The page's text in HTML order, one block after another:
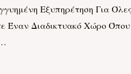
Εξυπηρέτηση Για
Έναν Διαδικτυακό Χώρο